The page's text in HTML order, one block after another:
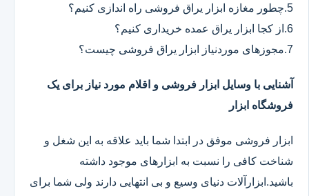
5.چطور مغازه ابزار یراق فروشی راه اندازی کنیم؟
6.از کجا ابزار یراق عمده خریداری کنیم؟
7.مجوزهای موردنیاز ابزار یراق فروشی چیست؟
آشنایی با وسایل ابزار فروشی و اقلام مورد نیاز برای یک
فروشگاه ابزار
ابزار فروشی موفق در ابتدا شما باید علاقه به این شغل و
شناخت کافی را نسبت به ابزارهای موجود داشته
باشید.ابزارآلات دنیای وسیع و بی انتهایی دارند ولی شما برای